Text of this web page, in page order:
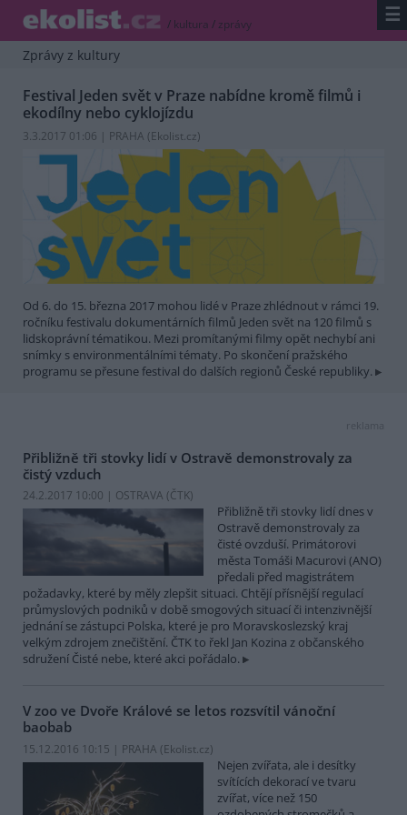
/ kultura / zprávy ☰
Zprávy z kultury
Festival Jeden svět v Praze nabídne kromě filmů i
ekodílny nebo cyklojízdu
3.3.2017 01:06 | PRAHA (Ekolist.cz)
Od 6. do 15. března 2017 mohou lidé v Praze zhlédnout v rámci 19.
ročníku festivalu dokumentárních filmů Jeden svět na 120 filmů s
lidskoprávní tématikou. Mezi promítanými filmy opět nechybí ani
snímky s environmentálními tématy. Po skončení pražského
programu se přesune festival do dalších regionů České republiky.
reklama
Přibližně tři stovky lidí v Ostravě demonstrovaly za
čistý vzduch
24.2.2017 10:00 | OSTRAVA (ČTK)
Přibližně tři stovky lidí dnes v
Ostravě demonstrovaly za
čisté ovzduší. Primátorovi
města Tomáši Macurovi (ANO)
předali před magistrátem
požadavky, které by měly zlepšit situaci. Chtějí přísnější regulací
průmyslových podniků v době smogových situací či intenzivnější
jednání se zástupci Polska, které je pro Moravskoslezský kraj
velkým zdrojem znečištění. ČTK to řekl Jan Kozina z občanského
sdružení Čisté nebe, které akci pořádalo.
V zoo ve Dvoře Králové se letos rozsvítil vánoční
baobab
15.12.2016 10:15 | PRAHA (Ekolist.cz)
Nejen zvířata, ale i desítky
svítících dekorací ve tvaru
zvířat, více než 150